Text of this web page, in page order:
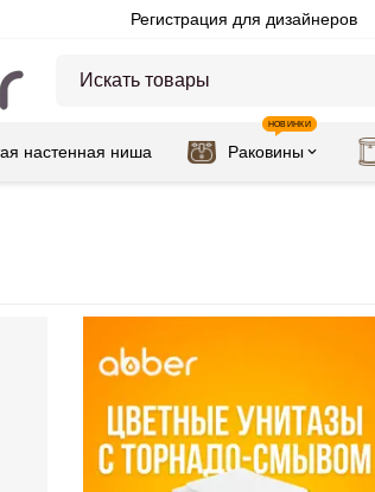
Регистрация для дизайнеров
настенная ниша Раковины
НОВИНКИ